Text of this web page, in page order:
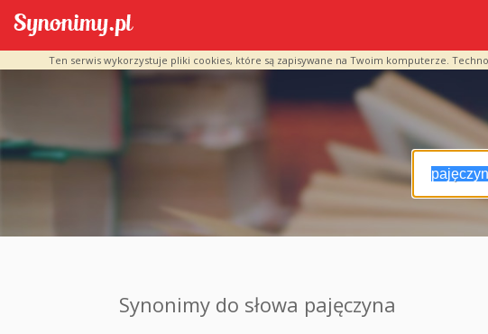
Ten serwis wykorzystuje pliki cookies, które są zapisywane na Twoim komputerze.
Synonimy do słowa pajęczyna